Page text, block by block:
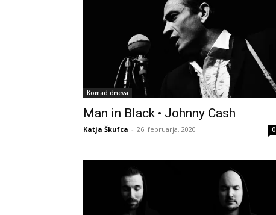
Komad dneva
Man in Black • Johnny Cash
Katja Škufca - 26. februarja, 2020 0